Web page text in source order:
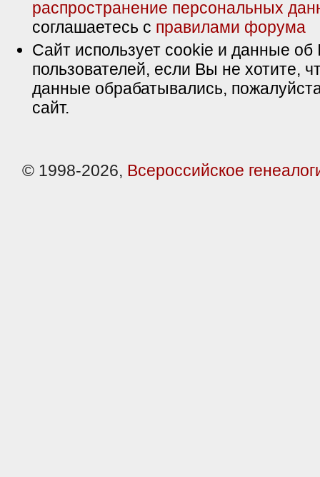
распространение персональных
соглашаетесь с правилами форума
Сайт использует cookie и данные об
пользователей, если Вы не хотите,
данные обрабатывались,
сайт.
© 1998-2026, Всероссийское